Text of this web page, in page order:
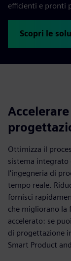
efficienti e pronti
Scopri le
Ottimizza il
sistema integrato
l'ingegneria di
tempo reale.
fornisci
che migliorano la
accelerato: se
di progettazione
Smart Product